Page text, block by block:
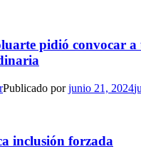
pidió convocar a
Publicado porjunio 21, 2024
inclusión forzada